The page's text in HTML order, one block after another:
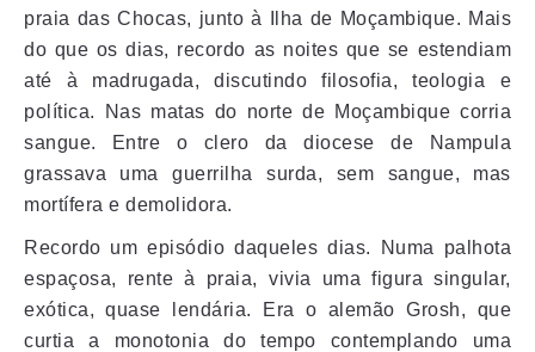
praia das Chocas, junto à Ilha de Moçambique. Mais
do que os dias, recordo as noites que se estendiam
até à madrugada, discutindo filosofia, teologia e
política. Nas matas do norte de Moçambique corria
sangue. Entre o clero da diocese de Nampula
grassava uma guerrilha surda, sem sangue, mas
mortífera e demolidora.
Recordo um episódio daqueles dias. Numa palhota
espaçosa, rente à praia, vivia uma figura singular,
exótica, quase lendária. Era o alemão Grosh, que
curtia a monotonia do tempo contemplando uma